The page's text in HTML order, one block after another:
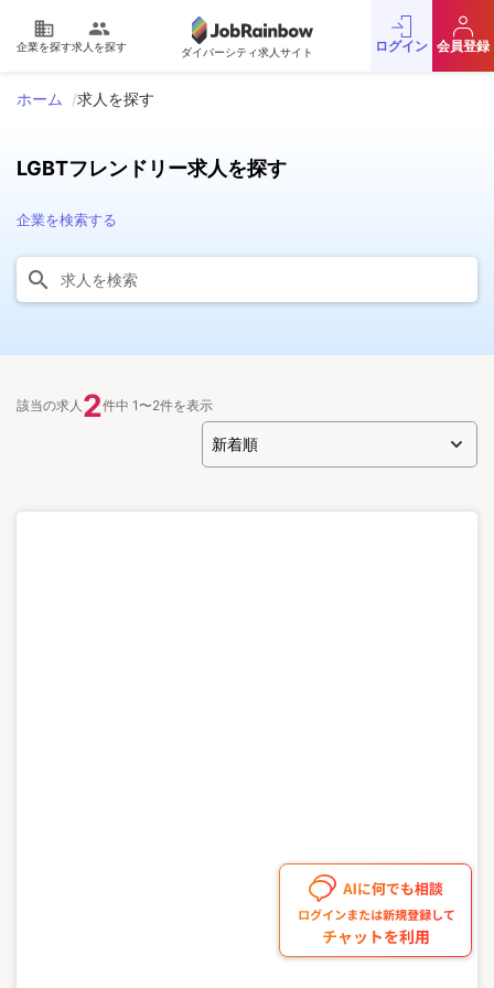
domain
企業を探す
people
求人を探す ダイバーシティ求人サイト ログイン 会員登録
ホーム 求人を探す
LGBTフレンドリー求人を探す
企業を検索する
該当の求人 2件中 1〜2件を表示